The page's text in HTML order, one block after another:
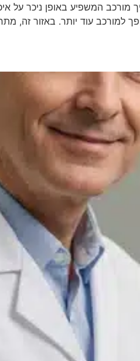
המשפיע באופן ניכר על
עוד יותר. באזור זה,